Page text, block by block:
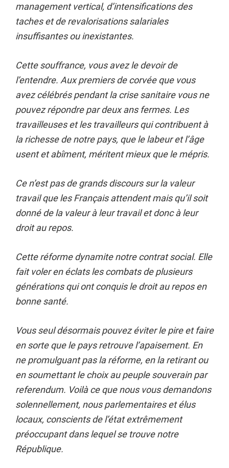
management vertical, d’intensifications des
taches et de revalorisations salariales
insuffisantes ou inexistantes.
Cette souffrance, vous avez le devoir de
l’entendre. Aux premiers de corvée que vous
avez célébrés pendant la crise sanitaire vous ne
pouvez répondre par deux ans fermes. Les
travailleuses et les travailleurs qui contribuent à
la richesse de notre pays, que le labeur et l’âge
usent et abîment, méritent mieux que le mépris.
Ce n’est pas de grands discours sur la valeur
travail que les Français attendent mais qu’il soit
donné de la valeur à leur travail et donc à leur
droit au repos.
Cette réforme dynamite notre contrat social. Elle
fait voler en éclats les combats de plusieurs
générations qui ont conquis le droit au repos en
bonne santé.
Vous seul désormais pouvez éviter le pire et faire
en sorte que le pays retrouve l’apaisement. En
ne promulguant pas la réforme, en la retirant ou
en soumettant le choix au peuple souverain par
referendum. Voilà ce que nous vous demandons
solennellement, nous parlementaires et élus
locaux, conscients de l’état extrêmement
préoccupant dans lequel se trouve notre
République.